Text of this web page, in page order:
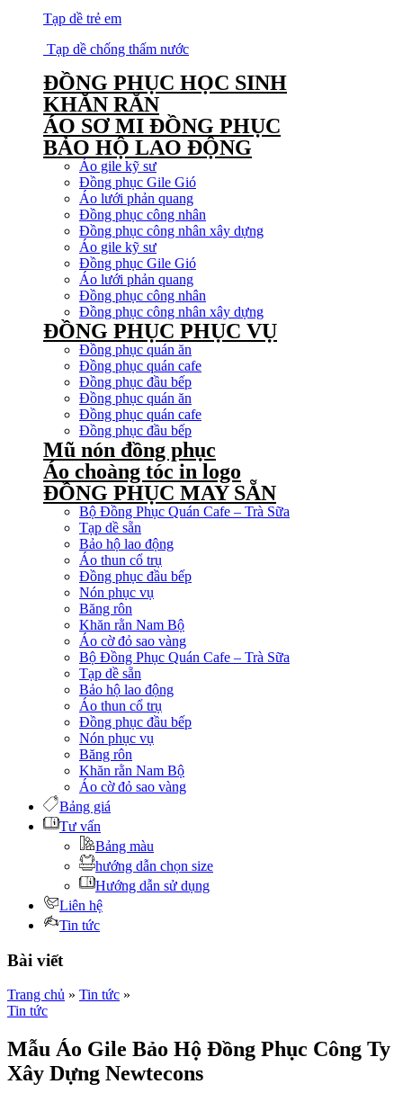
Tạp dề trẻ em
Tạp dề chống thấm nước
ĐỒNG PHỤC HỌC SINH
KHĂN RẰN
ÁO SƠ MI ĐỒNG PHỤC
BẢO HỘ LAO ĐỘNG
Áo gile kỹ sư
Đồng phục Gile Gió
Áo lưới phản quang
Đồng phục công nhân
Đồng phục công nhân xây dựng
Áo gile kỹ sư
Đồng phục Gile Gió
Áo lưới phản quang
Đồng phục công nhân
Đồng phục công nhân xây dựng
ĐỒNG PHỤC PHỤC VỤ
Đồng phục quán ăn
Đồng phục quán cafe
Đồng phục đầu bếp
Đồng phục quán ăn
Đồng phục quán cafe
Đồng phục đầu bếp
Mũ nón đồng phục
Áo choàng tóc in logo
ĐỒNG PHỤC MAY SẴN
Bộ Đồng Phục Quán Cafe – Trà Sữa
Tạp dề sẵn
Bảo hộ lao động
Áo thun cổ trụ
Đồng phục đầu bếp
Nón phục vụ
Băng rôn
Khăn rằn Nam Bộ
Áo cờ đỏ sao vàng
Bộ Đồng Phục Quán Cafe – Trà Sữa
Tạp dề sẵn
Bảo hộ lao động
Áo thun cổ trụ
Đồng phục đầu bếp
Nón phục vụ
Băng rôn
Khăn rằn Nam Bộ
Áo cờ đỏ sao vàng
Bảng giá
Tư vấn
Bảng màu
hướng dẫn chọn size
Hướng dẫn sử dụng
Liên hệ
Tin tức
Bài viết
Trang chủ » Tin tức »
Tin tức
Mẫu Áo Gile Bảo Hộ Đồng Phục Công Ty
Xây Dựng Newtecons